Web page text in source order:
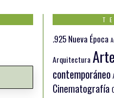
.925 Nueva Época
Arquitectura Arte
contemporáneo
Cinematografía